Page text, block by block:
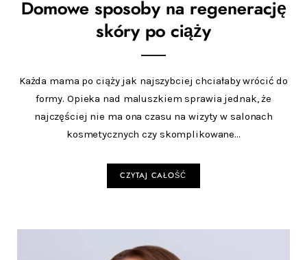
Domowe sposoby na regenerację
skóry po ciąży
Każda mama po ciąży jak najszybciej chciałaby wrócić do
formy. Opieka nad maluszkiem sprawia jednak, że
najczęściej nie ma ona czasu na wizyty w salonach
kosmetycznych czy skomplikowane…
CZYTAJ CAŁOŚĆ